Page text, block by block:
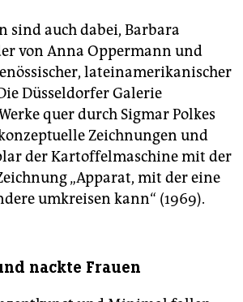
sind auch dabei, Barbara
von Anna Oppermann und
lateinamerikanischer
Düsseldorfer Galerie
quer durch Sigmar Polkes
Zeichnungen und
der Kartoffelmaschine mit der
„Apparat, mit der eine
umkreisen kann“ (1969).
nackte Frauen